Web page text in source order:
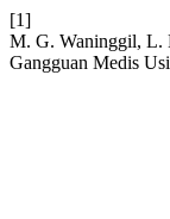
[1]
M. G. Waninggil, L.
Gangguan Medis